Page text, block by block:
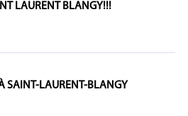
LAURENT BLANGY!!!
SAINT-LAURENT-BLANGY